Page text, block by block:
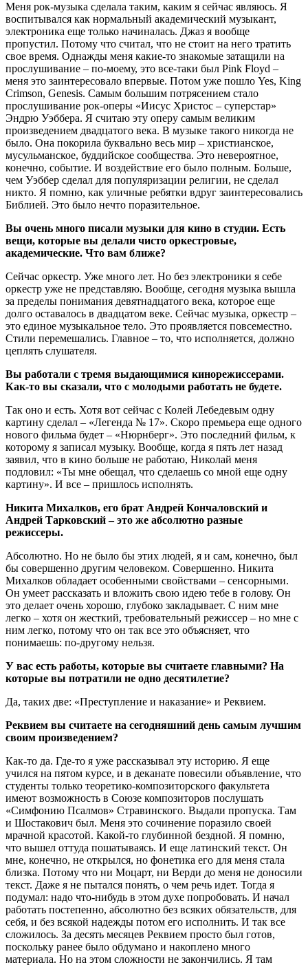
Меня рок-музыка сделала таким, каким я сейчас являюсь. Я
воспитывался как нормальный академический музыкант,
электроника еще только начиналась. Джаз я вообще
пропустил. Потому что считал, что не стоит на него тратить
свое время. Однажды меня какие-то знакомые затащили на
прослушивание – по-моему, это все-таки был Pink Floyd –
меня это заинтересовало впервые. Потом уже пошло Yes, King
Crimson, Genesis. Самым большим потрясением стало
прослушивание рок-оперы «Иисус Христос – суперстар»
Эндрю Уэббера. Я считаю эту оперу самым великим
произведением двадцатого века. В музыке такого никогда не
было. Она покорила буквально весь мир – христианское,
мусульманское, буддийское сообщества. Это невероятное,
конечно, событие. И воздействие его было полным. Больше,
чем Уэббер сделал для популяризации религии, не сделал
никто. Я помню, как уличные ребятки вдруг заинтересовались
Библией. Это было нечто поразительное.
Вы очень много писали музыки для кино в студии. Есть
вещи, которые вы делали чисто оркестровые,
академические. Что вам ближе?
Сейчас оркестр. Уже много лет. Но без электроники я себе
оркестр уже не представляю. Вообще, сегодня музыка вышла
за пределы понимания девятнадцатого века, которое еще
долго оставалось в двадцатом веке. Сейчас музыка, оркестр –
это единое музыкальное тело. Это проявляется повсеместно.
Стили перемешались. Главное – то, что исполняется, должно
цеплять слушателя.
Вы работали с тремя выдающимися кинорежиссерами.
Как-то вы сказали, что с молодыми работать не будете.
Так оно и есть. Хотя вот сейчас с Колей Лебедевым одну
картину сделал – «Легенда № 17». Скоро премьера еще одного
нового фильма будет – «Нюрнберг». Это последний фильм, к
которому я записал музыку. Вообще, когда я пять лет назад
заявил, что в кино больше не работаю, Николай меня
подловил: «Ты мне обещал, что сделаешь со мной еще одну
картину». И все – пришлось исполнять.
Никита Михалков, его брат Андрей Кончаловский и
Андрей Тарковский – это же абсолютно разные
режиссеры.
Абсолютно. Но не было бы этих людей, я и сам, конечно, был
бы совершенно другим человеком. Совершенно. Никита
Михалков обладает особенными свойствами – сенсорными.
Он умеет рассказать и вложить свою идею тебе в голову. Он
это делает очень хорошо, глубоко закладывает. С ним мне
легко – хотя он жесткий, требовательный режиссер – но мне с
ним легко, потому что он так все это объясняет, что
понимаешь: по-другому нельзя.
У вас есть работы, которые вы считаете главными? На
которые вы потратили не одно десятилетие?
Да, таких две: «Преступление и наказание» и Реквием.
Реквием вы считаете на сегодняшний день самым лучшим
своим произведением?
Как-то да. Где-то я уже рассказывал эту историю. Я еще
учился на пятом курсе, и в деканате повесили объявление, что
студенты только теоретико-композиторского факультета
имеют возможность в Союзе композиторов послушать
«Симфонию Псалмов» Стравинского. Выдали пропуска. Там
и Шостакович был. Меня это сочинение поразило своей
мрачной красотой. Какой-то глубинной бездной. Я помню,
что вышел оттуда пошатываясь. И еще латинский текст. Он
мне, конечно, не открылся, но фонетика его для меня стала
близка. Потому что ни Моцарт, ни Верди до меня не доносили
текст. Даже я не пытался понять, о чем речь идет. Тогда я
подумал: надо что-нибудь в этом духе попробовать. И начал
работать постепенно, абсолютно без всяких обязательств, для
себя, и без всякой надежды потом его исполнить. И так все
сложилось. За десять месяцев Реквием просто был готов,
поскольку ранее было обдумано и накоплено много
материала. Но на этом сложности не закончились. Я там